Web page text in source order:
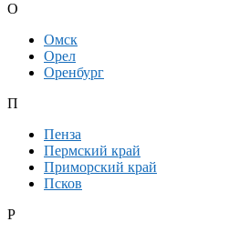
О
Омск
Орел
Оренбург
П
Пенза
Пермский край
Приморский край
Псков
Р